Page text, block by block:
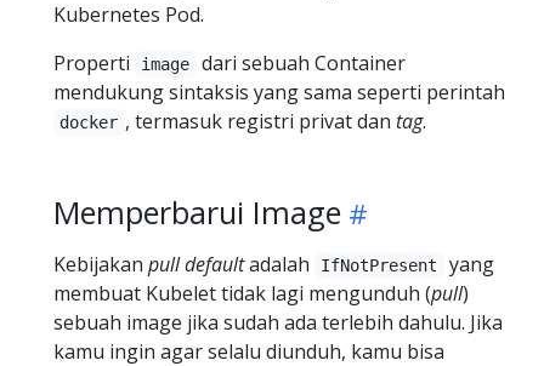
Kubernetes Pod.
Properti
image
dari sebuah Container
mendukung sintaksis yang sama seperti perintah
docker , termasuk registri privat dan tag.
Memperbarui Image
Kebijakan pull defaultadalah IfNotPresent
yang
membuat Kubelet tidak lagi mengunduh (pull)
sebuah image jika sudah ada terlebih dahulu. Jika
kamu ingin agar selalu diunduh, kamu bisa